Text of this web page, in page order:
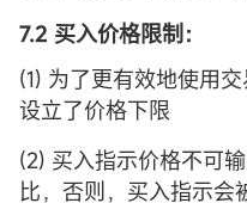
7.2 买入价格限制：
(1) 为了更有效地使用
设立了价格下限
(2) 买入指示价格不可
比，否则，买入指示会